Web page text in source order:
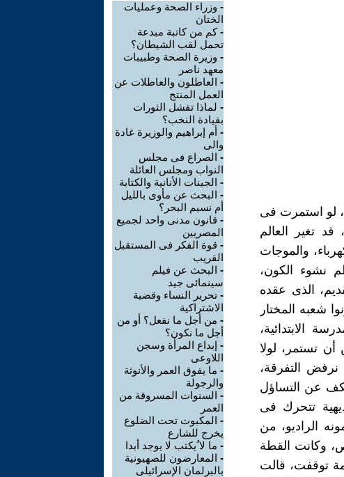
لو استمرت فى
تغير العالم
والموجات
نشوء الكون،
الذى عقده
شعبه المختار
الابتدائية،
تستمر، لولا
نرفض التفرقة،
عن التساؤل
تتحرك فى
الراديو، من
وكانت القطة
توقفت، قالت
- وزراء الصحة وعمليات
الختان
-كم من كاتبة مبدعة
تحمل لقب الشيطان؟
- وزيرة الصحة وطبيبات
معهد ناصر
- العاطلون والعاطلات عن
العمل المنتج
- لماذا تفشل الثورات
بقيادة النخب؟
- أم إبراهيم والوزيرة غادة
والى
- الصراع فى مجلس
النواب ومجلس العائلة
- الجينات الأنانية والكتابة
- البحث عن مأوى بالليل
أم نسيم البحر؟
- قانون مدنى واحد لجميع
المصريين
- قوة الفكر فى المستقبل
القريب
- البحث عن فيلم
سينمائى جيد
- تحرير النساء وقضية
الاشتراكية
- من أجل ما نفعل؟ أو من
أجل ما نكون؟
- إبداع المرأة وسجن
اللاوعى
- ما يفوق العمر والأنوثة
والرجولة
- السنوات المسروقة من
العمر
- المكبوت تحت الضلوع
يخرج للشارع
- ما لا ُيكتب لا يوجد أبدا
- المعارضون للصهيونية
بالبرلمان الإسرائيلى